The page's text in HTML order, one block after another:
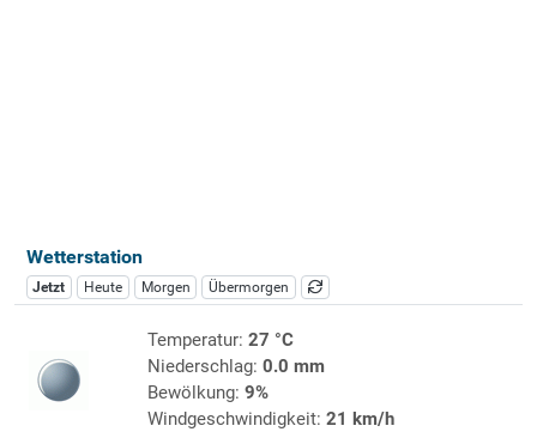
Wetterstation
Jetzt Heute Morgen Übermorgen
Temperatur: 27 °C
Niederschlag: 0.0 mm
Bewölkung: 9%
Windgeschwindigkeit: 21 km/h